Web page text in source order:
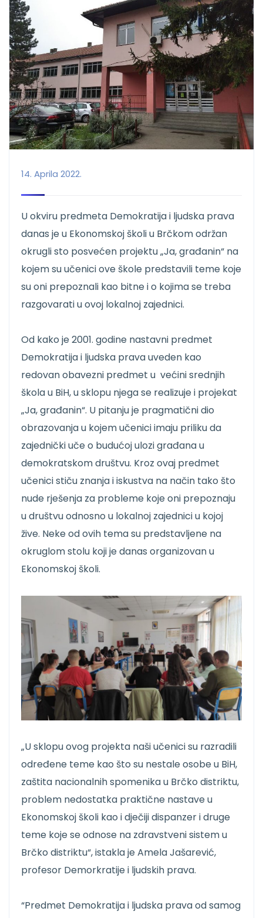
14. Aprila 2022.
U okviru predmeta Demokratija i ljudska prava
danas je u Ekonomskoj školi u Brčkom održan
okrugli sto posvećen projektu „Ja, građanin“ na
kojem su učenici ove škole predstavili teme koje
su oni prepoznali kao bitne i o kojima se treba
razgovarati u ovoj lokalnoj zajednici.
Od kako je 2001. godine nastavni predmet
Demokratija i ljudska prava uveden kao
redovan obavezni predmet u većini srednjih
škola u BiH, u sklopu njega se realizuje i projekat
„Ja, građanin“. U pitanju je pragmatični dio
obrazovanja u kojem učenici imaju priliku da
zajednički uče o budućoj ulozi građana u
demokratskom društvu. Kroz ovaj predmet
učenici stiču znanja i iskustva na način tako što
nude rješenja za probleme koje oni prepoznaju
u društvu odnosno u lokalnoj zajednici u kojoj
žive. Neke od ovih tema su predstavljene na
okruglom stolu koji je danas organizovan u
Ekonomskoj školi.
„U sklopu ovog projekta naši učenici su razradili
određene teme kao što su nestale osobe u BiH,
zaštita nacionalnih spomenika u Brčko distriktu,
problem nedostatka praktične nastave u
Ekonomskoj školi kao i dječiji dispanzer i druge
teme koje se odnose na zdravstveni sistem u
Brčko distriktu“, istakla je Amela Jašarević,
profesor Demorkratije i ljudskih prava.
“Predmet Demokratija i ljudska prava od samog